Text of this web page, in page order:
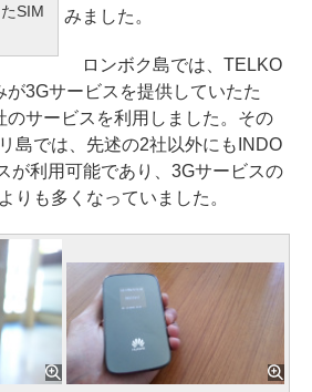
SIM
みました。
ロンボク島では、TELKO
が3Gサービスを提供していたた
のサービスを利用しました。その
島では、先述の2社以外にもINDO
が利用可能であり、3Gサービスの
りも多くなっていました。